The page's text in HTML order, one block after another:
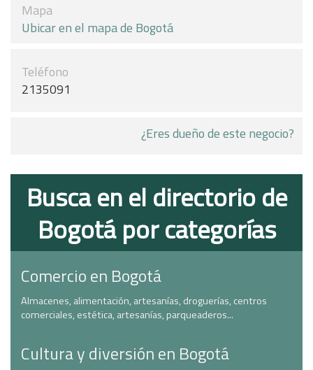
Mapa
Ubicar en el mapa de Bogotá
Teléfono
2135091
¿Eres dueño de este negocio?
Busca en el directorio de
Bogotá por categorías
Comercio en Bogotá
Almacenes, alimentación, artesanías, droguerías, centros
comerciales, estética, artesanías, parqueaderos...
Cultura y diversión en Bogotá